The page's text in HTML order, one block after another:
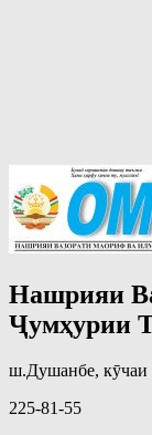
Нашрияи
Ҷумҳурии
ш.Душанбе,
225-81-55